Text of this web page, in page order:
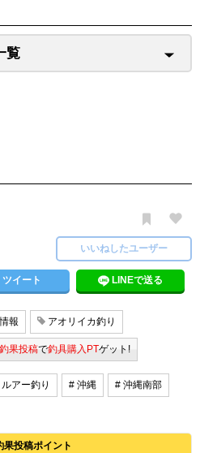
覧
いいねしたユーザー
ツイート LINEで送る
報 アオリイカ釣り
釣果投稿で釣具購入PTゲット!
アー釣り # 沖縄 # 沖縄南部
果投稿ポイント